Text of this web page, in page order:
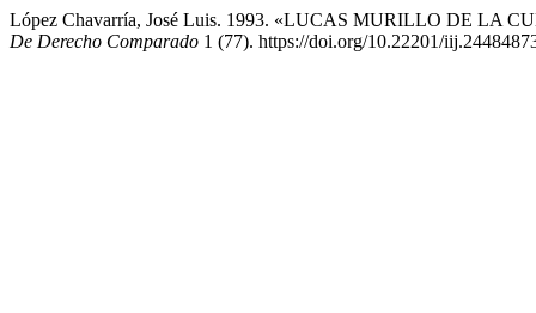
López Chavarría, José Luis. 1993. «LUCAS MURILLO DE LA
De Derecho Comparado 1 (77). https://doi.org/10.22201/